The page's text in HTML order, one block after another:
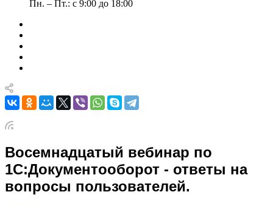
Пн. – Пт.: с 9:00 до 18:00
Восемнадцатый вебинар по
1С:Документооборот - ответы на
вопросы пользователей.